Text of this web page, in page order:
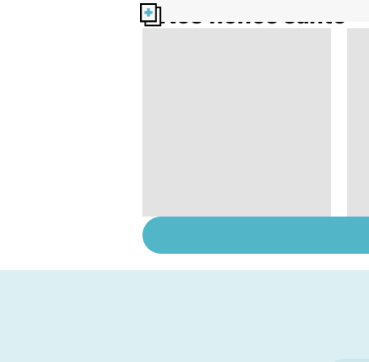
Nos fiches santé
infections